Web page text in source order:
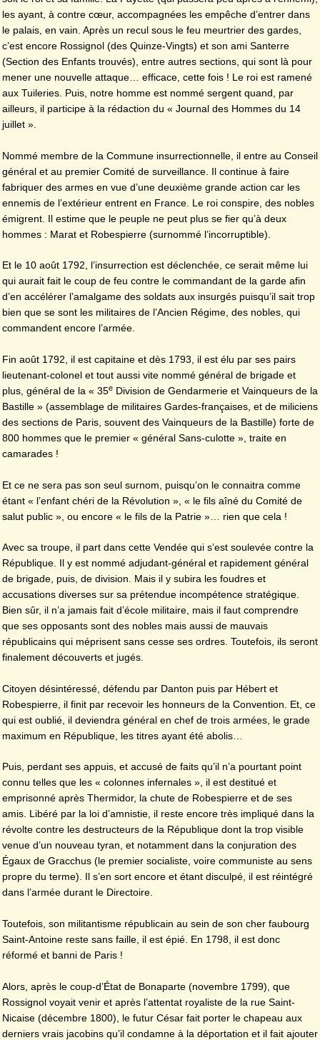
les ayant, à contre cœur, accompagnées les empêche d’entrer dans
le palais, en vain. Après un recul sous le feu meurtrier des gardes,
c’est encore Rossignol (des Quinze-Vingts) et son ami Santerre
(Section des Enfants trouvés), entre autres sections, qui sont là pour
mener une nouvelle attaque… efficace, cette fois ! Le roi est ramené
aux Tuileries. Puis, notre homme est nommé sergent quand, par
ailleurs, il participe à la rédaction du « Journal des Hommes du 14
juillet ».
Nommé membre de la Commune insurrectionnelle, il entre au Conseil
général et au premier Comité de surveillance. Il continue à faire
fabriquer des armes en vue d’une deuxième grande action car les
ennemis de l’extérieur entrent en France. Le roi conspire, des nobles
émigrent. Il estime que le peuple ne peut plus se fier qu’à deux
hommes : Marat et Robespierre (surnommé l’incorruptible).
Et le 10 août 1792, l’insurrection est déclenchée, ce serait même lui
qui aurait fait le coup de feu contre le commandant de la garde afin
d’en accélérer l’amalgame des soldats aux insurgés puisqu’il sait trop
bien que se sont les militaires de l’Ancien Régime, des nobles, qui
commandent encore l’armée.
Fin août 1792, il est capitaine et dès 1793, il est élu par ses pairs
lieutenant-colonel et tout aussi vite nommé général de brigade et
plus, général de la « 35e Division de Gendarmerie et Vainqueurs de la
Bastille » (assemblage de militaires Gardes-françaises, et de miliciens
des sections de Paris, souvent des Vainqueurs de la Bastille) forte de
800 hommes que le premier « général Sans-culotte », traite en
camarades !
Et ce ne sera pas son seul surnom, puisqu’on le connaitra comme
étant « l’enfant chéri de la Révolution », « le fils aîné du Comité de
salut public », ou encore « le fils de la Patrie »… rien que cela !
Avec sa troupe, il part dans cette Vendée qui s’est soulevée contre la
République. Il y est nommé adjudant-général et rapidement général
de brigade, puis, de division. Mais il y subira les foudres et
accusations diverses sur sa prétendue incompétence stratégique.
Bien sûr, il n’a jamais fait d’école militaire, mais il faut comprendre
que ses opposants sont des nobles mais aussi de mauvais
républicains qui méprisent sans cesse ses ordres. Toutefois, ils seront
finalement découverts et jugés.
Citoyen désintéressé, défendu par Danton puis par Hébert et
Robespierre, il finit par recevoir les honneurs de la Convention. Et, ce
qui est oublié, il deviendra général en chef de trois armées, le grade
maximum en République, les titres ayant été abolis…
Puis, perdant ses appuis, et accusé de faits qu’il n’a pourtant point
connu telles que les « colonnes infernales », il est destitué et
emprisonné après Thermidor, la chute de Robespierre et de ses
amis. Libéré par la loi d’amnistie, il reste encore très impliqué dans la
révolte contre les destructeurs de la République dont la trop visible
venue d’un nouveau tyran, et notamment dans la conjuration des
Égaux de Gracchus (le premier socialiste, voire communiste au sens
propre du terme). Il s’en sort encore et étant disculpé, il est réintégré
dans l’armée durant le Directoire.
Toutefois, son militantisme républicain au sein de son cher faubourg
Saint-Antoine reste sans faille, il est épié. En 1798, il est donc
réformé et banni de Paris !
Alors, après le coup-d’État de Bonaparte (novembre 1799), que
Rossignol voyait venir et après l’attentat royaliste de la rue Saint-
Nicaise (décembre 1800), le futur César fait porter le chapeau aux
derniers vrais jacobins qu’il condamne à la déportation et il fait ajouter